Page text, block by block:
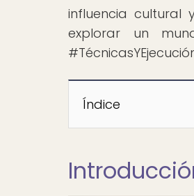
influencia cultural
explorar un
Índice